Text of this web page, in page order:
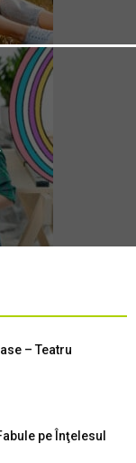
– Teatru
pe Înţelesul